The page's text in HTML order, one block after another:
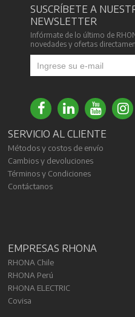
SUSCRÍBETE A
NEWSLETTER
Infórmate de lo último de
novedades y ofertas
SERVICIO AL CLIENTE
Métodos y costos de envío
Cambios y devoluciones
Términos y Condiciones
Contáctanos
EMPRESAS RHONA
RHONA Chile
RHONA Perú
RHONA ELECTRIC
Covisa